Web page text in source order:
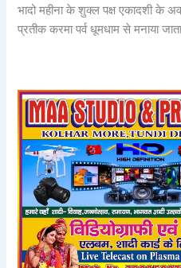
भादो महीना के शुक्ल पक्ष एकादशी के
प्रतीक करमा पर्व धूमधाम से मनाया